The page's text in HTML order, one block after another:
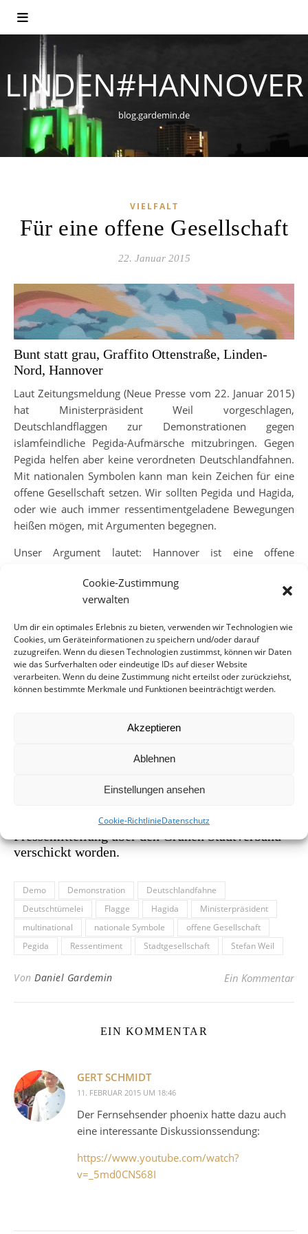
Cookie-Zustimmung
verwalten
Um dir ein optimales Erlebnis zu bieten, verwenden wir Technologien wie
Cookies, um Geräteinformationen zu speichern und/oder darauf
zuzugreifen. Wenn du diesen Technologien zustimmst, können wir Daten
wie das Surfverhalten oder eindeutige IDs auf dieser Website
verarbeiten. Wenn du deine Zustimmung nicht erteilst oder zurückziehst,
können bestimmte Merkmale und Funktionen beeinträchtigt werden.
Akzeptieren
Ablehnen
Einstellungen ansehen
Cookie-RichtlinieDatenschutz
LINDEN#HANNOVER
blog.gardemin.de
VIELFALT
Für eine offene Gesellschaft
22. Januar 2015
Bunt statt grau, Graffito Ottenstraße, Linden-
Nord, Hannover
Laut Zeitungsmeldung (Neue Presse vom 22. Januar 2015)
hat Ministerpräsident Weil vorgeschlagen,
Deutschlandflaggen zur Demonstrationen gegen
islamfeindliche Pegida-Aufmärsche mitzubringen. Gegen
Pegida helfen aber keine verordneten Deutschlandfahnen.
Mit nationalen Symbolen kann man kein Zeichen für eine
offene Gesellschaft setzen. Wir sollten Pegida und Hagida,
oder wie auch immer ressentimentgeladene Bewegungen
heißen mögen, mit Argumenten begegnen.
Unser Argument lautet: Hannover ist eine offene
Abkehr vom Nationalismus und seinen Symbolen. Hagida
und Pegida säen Hass gegen multinationale, offene und
Antwort darauf, erst recht nicht auf einer Demo gegen
neue Deutschtümelei. Hannovers Stadtgesellschaft setzt
ohne nationale Symbole ein viel stärkeres Zeichen gegen
Fremdenhass und Intoleranz. Wir brauchen keine
Hülya Feise wird mit dem Bundesverdienstorden
Der Beitrag ist in ähnlichem Wortlaut als
Pressemitteilung über den Grünen Stadtverband
verschickt worden.
Demo Demonstration
Deutschlandfahne
Deutschtümelei
Flagge Hagida
Ministerpräsident
multinational
nationale Symbole
offene Gesellschaft
Pegida
Ressentiment Stadtgesellschaft Stefan Weil
Von Daniel Gardemin Ein Kommentar
EIN KOMMENTAR
GERT SCHMIDT
11. FEBRUAR 2015 UM 18:46
Der Fernsehsender phoenix hatte dazu auch
eine interessante Diskussionssendung:
https://www.youtube.com/watch?
v=_5md0CNS68I